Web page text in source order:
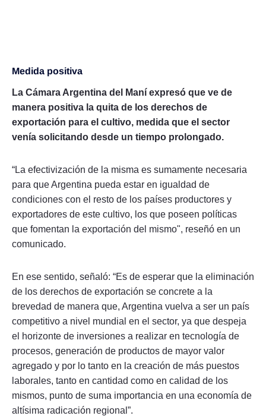
Medida positiva
La Cámara Argentina del Maní expresó que ve de
manera positiva la quita de los derechos de
exportación para el cultivo, medida que el sector
venía solicitando desde un tiempo prolongado.
“La efectivización de la misma es sumamente necesaria
para que Argentina pueda estar en igualdad de
condiciones con el resto de los países productores y
exportadores de este cultivo, los que poseen políticas
que fomentan la exportación del mismo", reseñó en un
comunicado.
En ese sentido, señaló: “Es de esperar que la eliminación
de los derechos de exportación se concrete a la
brevedad de manera que, Argentina vuelva a ser un país
competitivo a nivel mundial en el sector, ya que despeja
el horizonte de inversiones a realizar en tecnología de
procesos, generación de productos de mayor valor
agregado y por lo tanto en la creación de más puestos
laborales, tanto en cantidad como en calidad de los
mismos, punto de suma importancia en una economía de
altísima radicación regional”.